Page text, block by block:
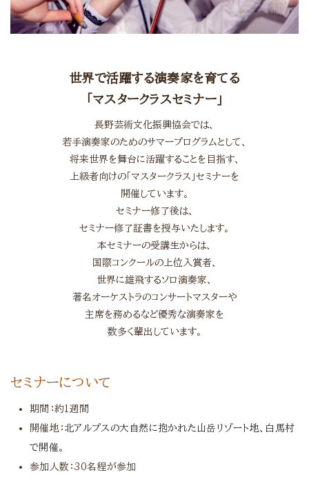
世界で活躍する演奏家を育てる
「マスタークラスセミナー」
長野芸術文化振興協会では、
若手演奏家のためのサマープログラムとして、
将来世界を舞台に活躍することを目指す、
上級者向けの「マスタークラス」セミナーを
開催しています。
セミナー修了後は、
セミナー修了証書を授与いたします。
本セミナーの受講生からは、
国際コンクールの上位入賞者、
世界に雄飛するソロ演奏家、
著名オーケストラのコンサートマスターや
主席を務めるなど優秀な演奏家を
数多く輩出しています。
セミナーについて
期間：約1週間
開催地： 北アルプスの大自然に抱かれた山岳リゾート地、 白馬村
で開催。
参加人数：30名程が参加